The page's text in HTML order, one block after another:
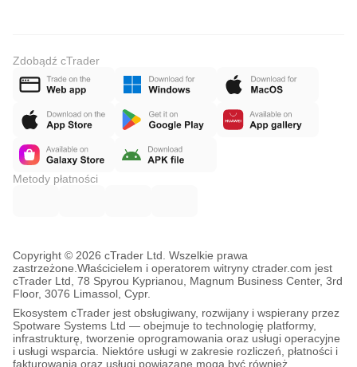
Zdobądź cTrader
Metody płatności
Copyright © 2026 cTrader Ltd. Wszelkie prawa
zastrzeżone. Właścicielem i operatorem witryny ctrader.com jest
cTrader Ltd, 78 Spyrou Kyprianou, Magnum Business Center, 3rd
Floor, 3076 Limassol, Cypr.
Ekosystem cTrader jest obsługiwany, rozwijany i wspierany przez
Spotware Systems Ltd — obejmuje to technologię platformy,
infrastrukturę, tworzenie oprogramowania oraz usługi operacyjne
i usługi wsparcia. Niektóre usługi w zakresie rozliczeń, płatności i
fakturowania oraz usługi powiązane mogą być również